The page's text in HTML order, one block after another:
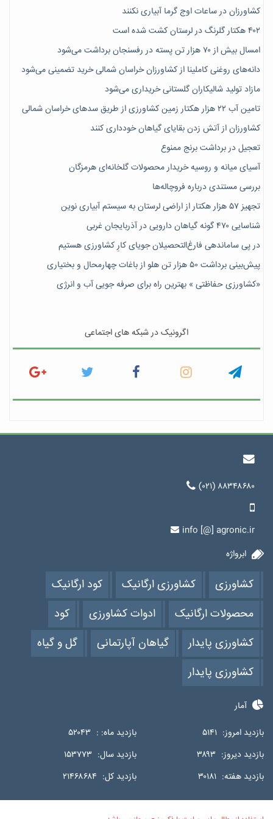
کشاورزان در ساعات اوج گرما آبیاری نکنند
۴۰۲ هکتار گلرنگ در لرستان کشت شده است
امسال بیش از ۷۰ هزار تن پسته در رفسنجان برداشت می‌شود
دانه‌های روغنی کاملینا از کشاورزان خراسان شمالی خرید تضمینی می‌شود
مازاد تولید شالیکاران گلستانی خریداری می‌شود
تامین آب ۲۲ هزار هکتار زمین کشاورزی از طریق سدهای خراسان شمالی
کشاورزان از آتش زدن بقایای گیاهان خودداری کنند
تعجیل در برداشت برنج ممنوع
آسیای میانه و روسیه خریدار محصولات گلخانه‌ای هرمزگان
بررسی مستندی درباره فروچاله‌ها
تجهیز ۵۷ هزار هکتار از اراضی لرستان به سیستم آبیاری نوین
شناسایی ۴۷٠ گونه گیاهان دارویی در آذربایجان غربی
در پی ساماندهی فارغ‌التحصیلان جویای کارِ کشاورزی هستیم
پیش‎‌بینی برداشت ۵۰ هزار تن هلو از باغات چهارمحال و بختیاری
«کشاورزی حفاظتی » بهترین راه برای صرفه جویی آب و انرژی
اگرونیک در شبکه های اجتماعی
(۰۲۱) ۸۸۳۴۸۶۸۰
info [@] agronic.ir
ابرواژه
کشاورزی کشاورزی ارگانیک
کود ارگانیک
محصولات ارگانیک
ادوات کشاورزی
کود
کشاورزی پایدار
گیاهان آپارتمانی
گل و گیاه
کشاورزی پایدار
آمار
بازدید امروز: ۵۱۴۱ بازدید ماه: : ۵۲۰۴۳
بازدید دیروز: ۳۸۹۳ بازدید سال: ۱۵۳۷۷۳
بازدید هفته: ۳۰۱۸۱ بازدید کل: ۲۱۴۶۸۶۸۴